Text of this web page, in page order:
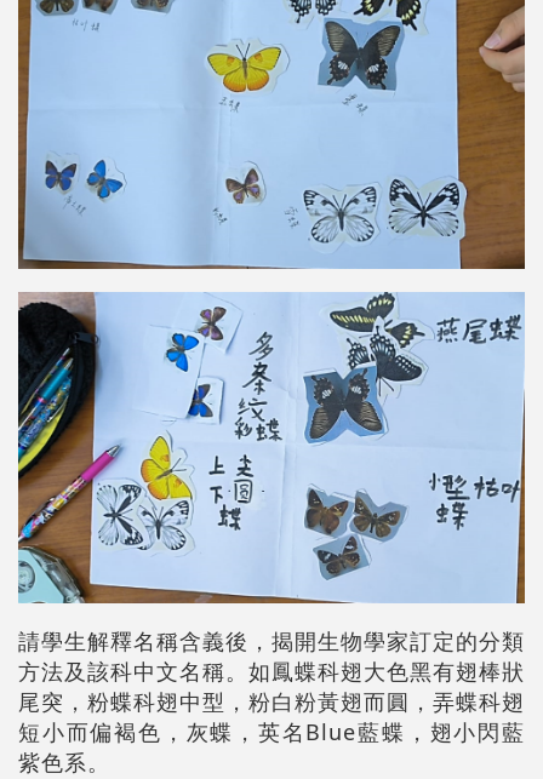
請學生解釋名稱含義後，揭開生物學家訂定的分類
方法及該科中文名稱。如鳳蝶科翅大色黑有翅棒狀
尾突，粉蝶科翅中型，粉白粉黃翅而圓，弄蝶科翅
短小而偏褐色，灰蝶，英名Blue藍蝶，翅小閃藍
紫色系。